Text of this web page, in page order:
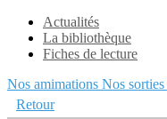
Actualités
La bibliothèque
Fiches de lecture
Nos amimations Nos sorties
Retour